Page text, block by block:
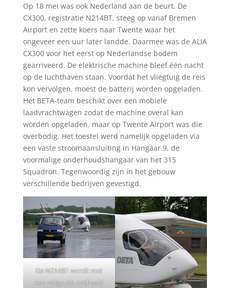
Op 18 mei was ook Nederland aan de beurt. De
CX300, registratie N214BT, steeg op vanaf Bremen
Airport en zette koers naar Twente waar het
ongeveer een uur later landde. Daarmee was de ALIA
CX300 voor het eerst op Nederlandse bodem
gearriveerd. De elektrische machine bleef één nacht
op de luchthaven staan. Voordat het vliegtuig de reis
kon vervolgen, moest de batterij worden opgeladen.
Het BETA-team beschikt over een mobiele
laadvrachtwagen zodat de machine overal kan
worden opgeladen, maar op Twente Airport was die
overbodig. Het toestel werd namelijk opgeladen via
een vaste stroomaansluiting in Hangaar 9, de
voormalige onderhoudshangaar van het 315
Squadron. Tegenwoordig zijn in het gebouw
verschillende bedrijven gevestigd.
De N214BT wordt met
een volgauto onthaald